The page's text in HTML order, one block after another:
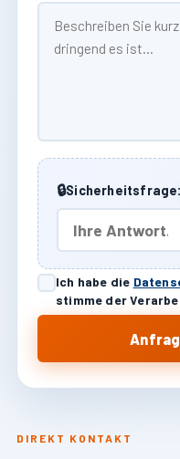
DIREKT KONTAKT
🔒Sicherheitsfrage:
Ich habe die
stimme der